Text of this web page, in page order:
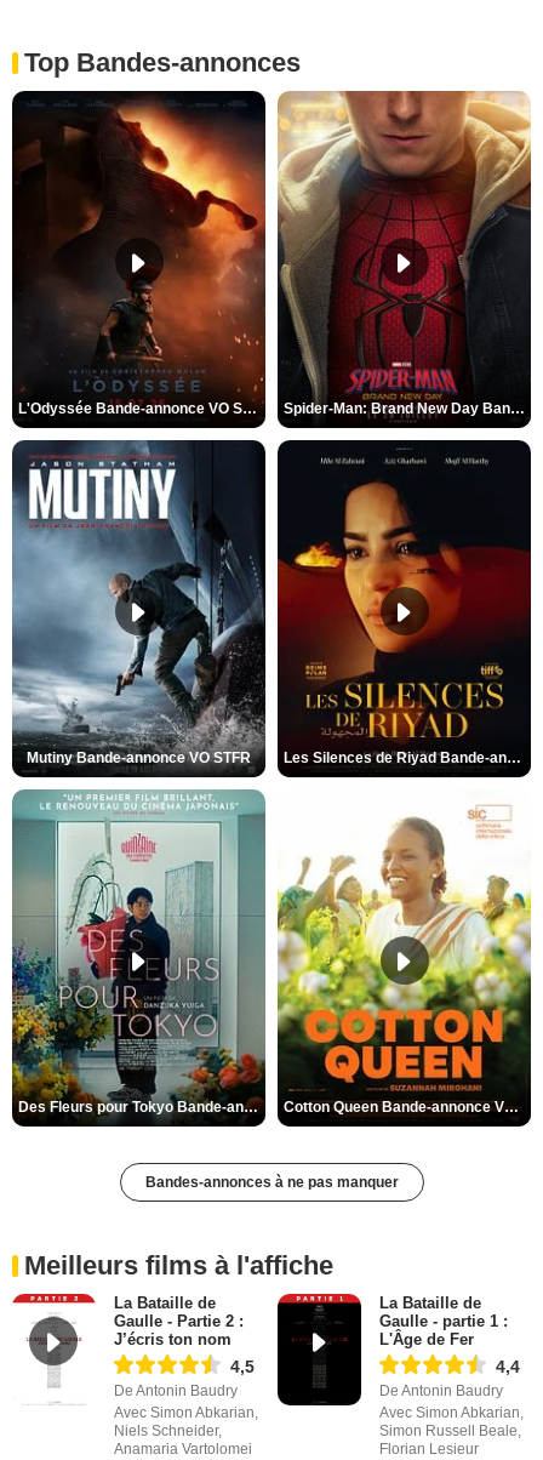
Top Bandes-annonces
L'Odyssée Bande-annonce VO STFR Spider-Man: Brand New Day Bande-annonce VO STFR
Mutiny Bande-annonce VO STFR Les Silences de Riyad Bande-annonce VO STFR
Des Fleurs pour Tokyo Bande-annonce VO STFR Cotton Queen Bande-annonce VO STFR
Bandes-annonces à ne pas manquer
Meilleurs films à l'affiche
La Bataille de
Gaulle - Partie 2 :
J’écris ton nom
4,5
De Antonin Baudry
Avec Simon Abkarian,
Niels Schneider,
Anamaria Vartolomei
La Bataille de
Gaulle - partie 1 :
L'Âge de Fer
4,4
De Antonin Baudry
Avec Simon Abkarian,
Simon Russell Beale,
Florian Lesieur